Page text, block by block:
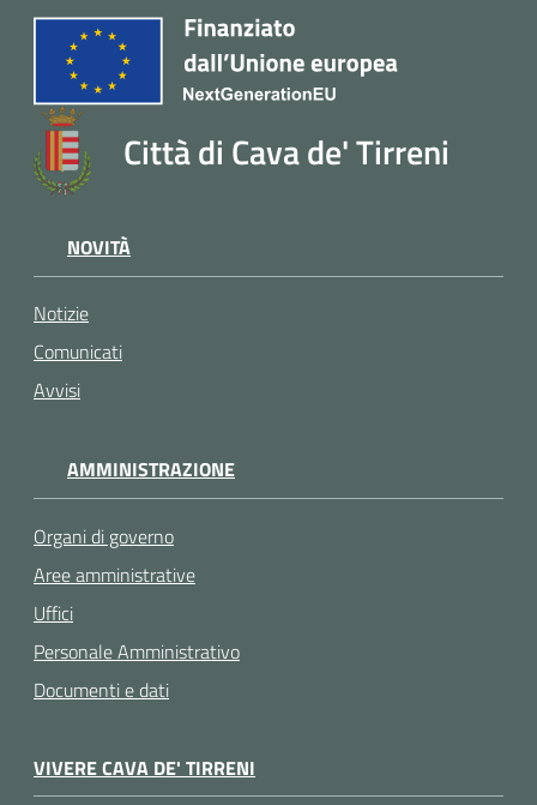
Città di Cava de' Tirreni
NOVITÀ
Notizie
Comunicati
Avvisi
AMMINISTRAZIONE
Organi di governo
Aree amministrative
Uffici
Personale Amministrativo
Documenti e dati
VIVERE CAVA DE' TIRRENI